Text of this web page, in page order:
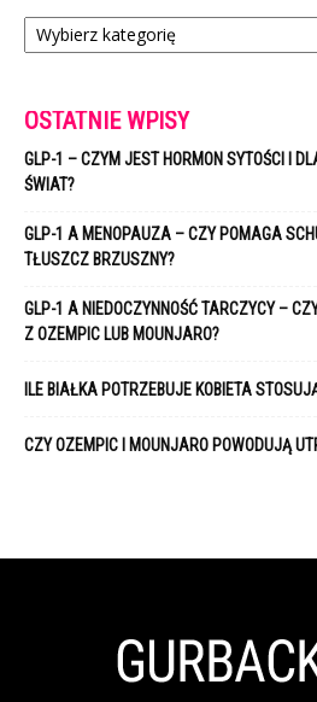
Kategorie
OSTATNIE WPISY
GLP-1 – CZYM JEST HORMON SYTOŚCI I
ŚWIAT?
GLP-1 A MENOPAUZA – CZY POMAGA
TŁUSZCZ BRZUSZNY?
GLP-1 A NIEDOCZYNNOŚĆ TARCZYCY –
Z OZEMPIC LUB MOUNJARO?
ILE BIAŁKA POTRZEBUJE KOBIETA
CZY OZEMPIC I MOUNJARO POWODUJĄ